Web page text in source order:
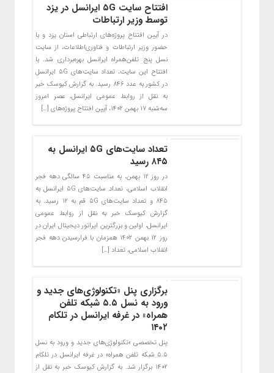
افتتاح سایت ۵G ایرانسل در یزد
توسط وزیر ارتباطات
در آیین افتتاح پروژه‌‌های ارتباطی استان یزد و با
حضور وزیر ارتباطات و فناوری‌اطلاعات، از سایت
نسل پنج تلفن‌همراه ایرانسل بهره‌برداری شد. با
افتتاح این سایت، تعداد سایت‌های ۵G ایرانسل
در کشور به عدد ۸۴۶ رسید. به گزارش کیوسک خبر
به نقل از روابط عمومی ایرانسل، عصر امروز
سه‌شنبه ۱۷ بهمن ۱۴۰۲، آیین افتتاح پروژه‌‌های […]
تعداد سایت‌های ۵G ایرانسل به
۸۴۵ رسید
در روز ۱۲ بهمن، به مناسبت ۴۵ سالگی دهه فجر
انقلاب اسلامی، تعداد سایت‌های ۵G ایرانسل به
۸۴۵ و تعداد سایت‌های ۵G قم به ۱۲ رسید. به
گزارش کیوسک خبر به نقل از روابط عمومی
ایرانسل، اولین و بزرگترین اپراتور دیجیتال ایران در
روز ۱۲ بهمن ۱۴۰۲ همزمان با فرارسیدن دهه فجر
انقلاب اسلامی، تعداد […]
برگزاری پنل «تکنولوژی‌های جدید و
ورود به نسل ۵.۵ شبکه تلفن
همراه» در غرفه ایرانسل در تلکام
۱۴۰۲
پنل تخصصی «تکنولوژی‌های جدید و ورود به نسل
۵.۵ شبکه تلفن همراه» در غرفه ایرانسل در تلکام
۱۴۰۲ برگزار شد. به گزارش کیوسک خبر به نقل از